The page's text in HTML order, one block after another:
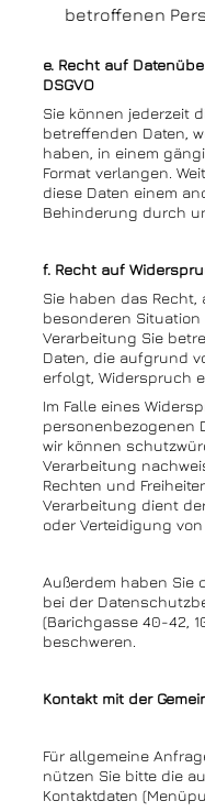
betroffenen
e. Recht auf
DSGVO
Sie können jederzeit
betreffenden Daten,
haben, in einem
Format verlangen.
diese Daten einem
Behinderung durch
f. Recht auf
Sie haben das
besonderen
Verarbeitung Sie
Daten, die aufgrund
erfolgt, Widerspruch
Im Falle eines
personenbezogenen
wir können
Verarbeitung
Rechten und
Verarbeitung dient
oder Verteidigung
Außerdem haben Sie
bei der
(Barichgasse 40-42,
beschweren.
Kontakt mit der
Für allgemeine
nützen Sie bitte die
Kontaktdaten